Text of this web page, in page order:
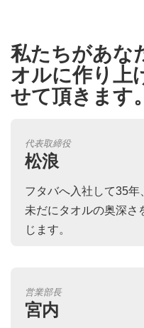
私たちがあな
オルに作り上
せて頂きます。
代表取締役
松浪
フタバへ入社して35年
未だにタオルの奥深さ
じます。
営業部長
宮内